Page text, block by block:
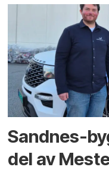
Sandnes-
del av